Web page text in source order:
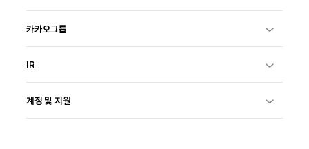
카카오그룹
IR
계정 및 지원